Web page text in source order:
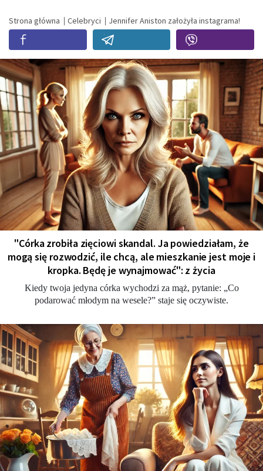
Strona główna Celebryci Jennifer Aniston założyła instagrama!
"Córka zrobiła zięciowi skandal. Ja powiedziałam, że
mogą się rozwodzić, ile chcą, ale mieszkanie jest moje i
kropka. Będę je wynajmować": z życia
Kiedy twoja jedyna córka wychodzi za mąż, pytanie: „Co
podarować młodym na wesele?” staje się oczywiste.